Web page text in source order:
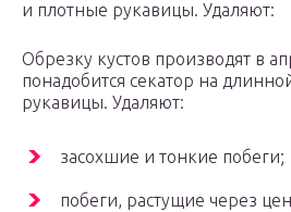
и плотные рукавицы. Удаляют:
Обрезку кустов производят в
понадобится секатор на
рукавицы. Удаляют:
засохшие и тонкие побеги;
побеги, растущие через